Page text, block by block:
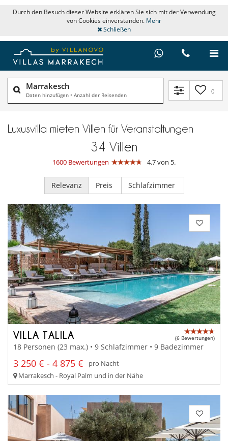
Durch den Besuch dieser Website erklären Sie sich mit der Verwendung
von Cookies einverstanden. Mehr
Schließen
Marrakesch
Daten hinzufügen • Anzahl der Reisenden 0
Luxusvilla mieten Villen für Veranstaltungen
34 Villen
1600 Bewertungen 4.7 von 5.
Relevanz Preis Schlafzimmer
VILLA TALILA (6 Bewertungen)
18 Personen (23 max.) • 9 Schlafzimmer • 9 Badezimmer
3 250 € - 4 875 €
pro Nacht
Marrakesch - Royal Palm und in der Nähe